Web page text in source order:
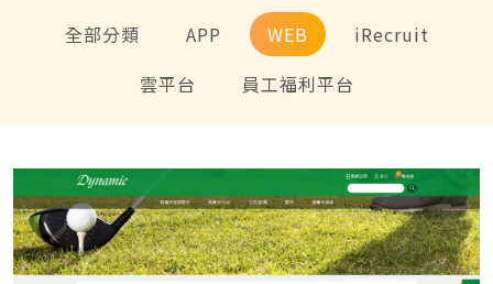
全部分類 APP WEB
iRecruit
雲平台
員工福利平台